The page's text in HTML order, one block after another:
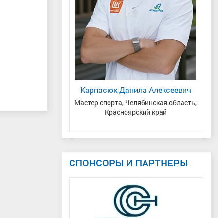
Карпасюк Данила Алексеевич
Мастер спорта, Челябинская область,
Красноярский край
СПОНСОРЫ И ПАРТНЕРЫ